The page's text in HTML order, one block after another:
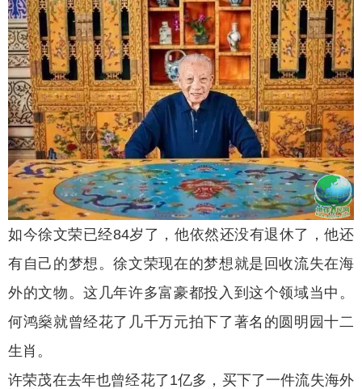
如今徐文荣已经84岁了，他依然还没有退休了，他还
有自己的梦想。徐文荣现在的梦想就是回收流失在海
外的文物。这几年许多富豪都投入到这个领域当中。
何鸿燊就曾经花了几千万元拍下了著名的圆明园十二
生肖。
许荣茂在去年也曾经花了1亿多，买下了一件流失海外